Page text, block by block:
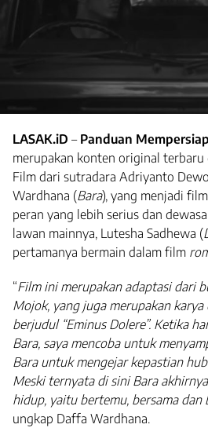
LASAK.iD – Panduan
merupakan konten original terbaru
Film dari sutradara Adriyanto
Wardhana (Bara), yang menjadi
peran yang lebih serius dan
lawan mainnya, Lutesha Sadhewa (
pertamanya bermain dalam film
“Film ini merupakan adaptasi dari
Mojok, yang juga merupakan
berjudul “Eminus Dolere”. Ketika
Bara, saya mencoba untuk
Bara untuk mengejar kepastian
Meski ternyata di sini Bara
hidup, yaitu bertemu, bersama dan
ungkap Daffa Wardhana.